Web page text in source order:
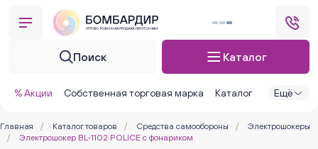
Поиск Каталог
% Акции Собственная торговая марка Каталог Ещё
Главная / Каталог товаров / Средства самообороны /
Электрошокеры
/
Электрошокер BL-1102 POLICE с фонариком